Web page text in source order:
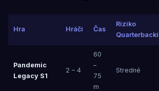
Hra Hráči Čas
Riziko
Pandemic
Legacy S1
2 – 4
60
–
75
m
Stredné